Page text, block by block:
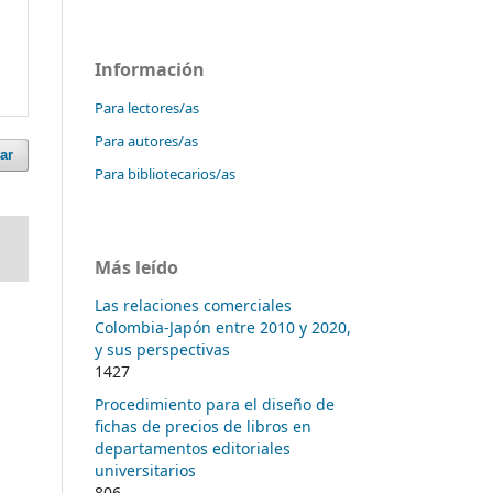
Información
Para lectores/as
Para autores/as
Para bibliotecarios/as
Más leído
Las relaciones comerciales
Colombia-Japón entre 2010 y 2020,
y sus perspectivas
1427
Procedimiento para el diseño de
fichas de precios de libros en
departamentos editoriales
universitarios